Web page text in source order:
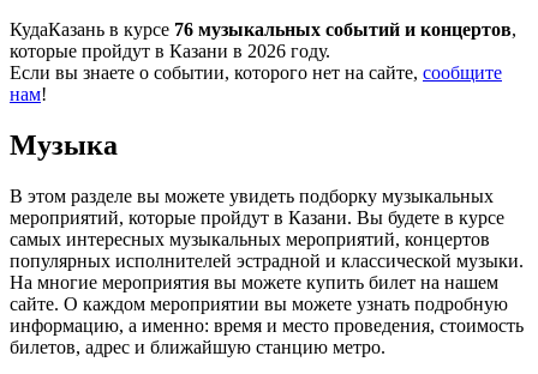
КудаКазань в курсе 76 музыкальных событий и концертов,
которые пройдут в Казани в 2026 году.
Если вы знаете о событии, которого нет на сайте, сообщите
нам!
Музыка
В этом разделе вы можете увидеть подборку музыкальных
мероприятий, которые пройдут в Казани. Вы будете в курсе
самых интересных музыкальных мероприятий, концертов
популярных исполнителей эстрадной и классической музыки.
На многие мероприятия вы можете купить билет на нашем
сайте. О каждом мероприятии вы можете узнать подробную
информацию, а именно: время и место проведения, стоимость
билетов, адрес и ближайшую станцию метро.